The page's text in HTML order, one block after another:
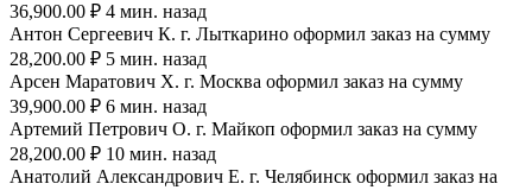
36,900.00 ₽ 4 мин. назад
Антон Сергеевич К. г. Лыткарино оформил заказ на сумму
28,200.00 ₽ 5 мин. назад
Арсен Маратович Х. г. Москва оформил заказ на сумму
39,900.00 ₽ 6 мин. назад
Артемий Петрович О. г. Майкоп оформил заказ на сумму
28,200.00 ₽ 10 мин. назад
Анатолий Александрович Е. г. Челябинск оформил заказ на